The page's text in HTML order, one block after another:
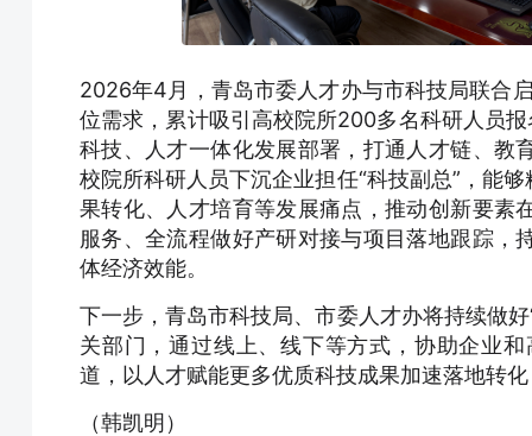
2026年4月，青岛市委人才办与市科技局联合
位需求，累计吸引高校院所200多名科研人员
科技、人才一体化发展部署，打通人才链、教
校院所科研人员下沉企业担任“科技副总”，能
果转化、人才培育等发展痛点，推动创新要素
服务、全流程做好产研对接与项目落地跟踪，
体经济效能。
下一步，青岛市科技局、市委人才办将持续做
关部门，通过线上、线下等方式，协助企业
道，以人才赋能更多优质科技成果加速落地转
（韩凯明）